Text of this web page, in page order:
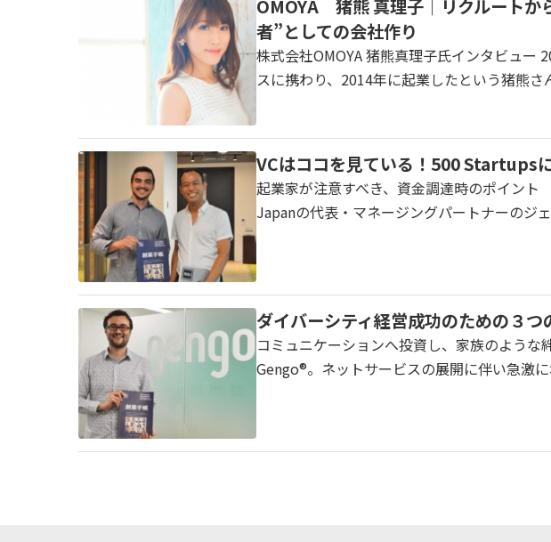
OMOYA 猪熊 真理子｜リクルートか
者”としての会社作り
株式会社OMOYA 猪熊真理子氏インタビュ
スに携わり、2014年に起業したという猪熊さ
VCはココを見ている！500 Startups
起業家が注意すべき、資金調達時のポイン
Japanの代表・マネージングパートナーのジ
ダイバーシティ経営成功のための３
コミュニケーションへ投資し、家族のよう
Gengo®。ネットサービスの展開に伴い急激